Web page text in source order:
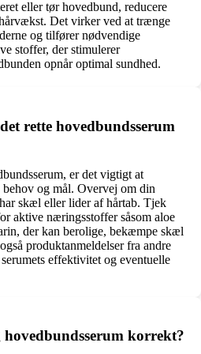
eller tør hovedbund, reducere
Det virker ved at trænge
og tilfører nødvendige
stoffer, der stimulerer
opnår optimal sundhed.
rette hovedbundsserum
er det vigtigt at
og mål. Overvej om din
skæl eller lider af hårtab. Tjek
aktive næringsstoffer såsom aloe
der kan berolige, bekæmpe skæl
produktanmeldelser fra andre
effektivitet og eventuelle
korrekt?